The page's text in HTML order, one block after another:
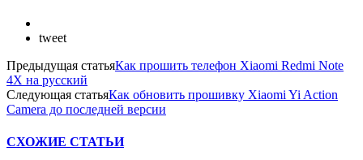
tweet
Предыдущая статьяКак прошить телефон Xiaomi Redmi Note
4X на русский
Следующая статьяКак обновить прошивку Xiaomi Yi Action
Camera до последней версии
СХОЖИЕ СТАТЬИ